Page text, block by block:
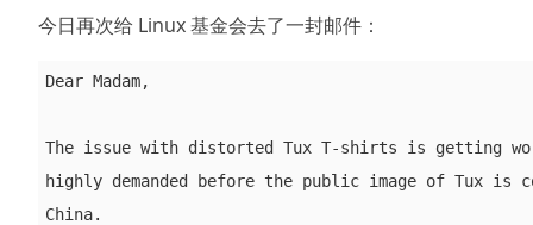
今日再次给 Linux 基金会去了一封邮件：
Dear Madam,
The issue with distorted Tux T-shirts is getting
highly demanded before the public image of Tux is
China.